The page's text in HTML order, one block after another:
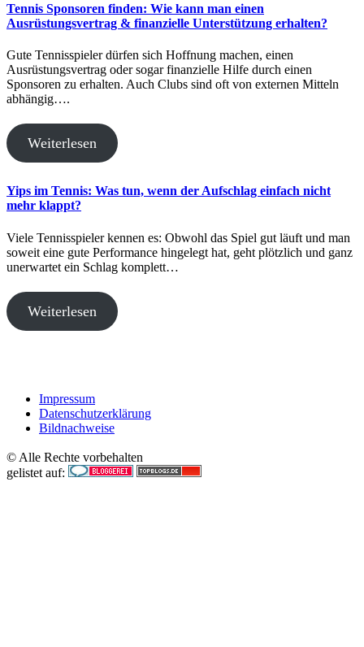
Tennis Sponsoren finden: Wie kann man einen
Ausrüstungsvertrag & finanzielle Unterstützung erhalten?
Gute Tennisspieler dürfen sich Hoffnung machen, einen
Ausrüstungsvertrag oder sogar finanzielle Hilfe durch einen
Sponsoren zu erhalten. Auch Clubs sind oft von externen Mitteln
abhängig….
Weiterlesen
Yips im Tennis: Was tun, wenn der Aufschlag einfach nicht
mehr klappt?
Viele Tennisspieler kennen es: Obwohl das Spiel gut läuft und man
soweit eine gute Performance hingelegt hat, geht plötzlich und ganz
unerwartet ein Schlag komplett…
Weiterlesen
Impressum
Datenschutzerklärung
Bildnachweise
© Alle Rechte vorbehalten
gelistet auf: